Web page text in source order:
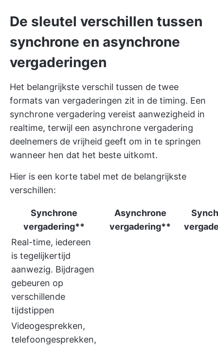
De sleutel verschillen tussen
synchrone en asynchrone
vergaderingen
Het belangrijkste verschil tussen de twee
formats van vergaderingen zit in de timing. Een
synchrone vergadering vereist aanwezigheid in
realtime, terwijl een asynchrone vergadering
deelnemers de vrijheid geeft om in te springen
wanneer hen dat het beste uitkomt.
Hier is een korte tabel met de belangrijkste
verschillen:
Synchrone
vergadering**
Asynchrone
vergadering**
Real-time, iedereen
is tegelijkertijd
aanwezig. Bijdragen
gebeuren op
verschillende
tijdstippen
Videogesprekken,
telefoongesprekken,